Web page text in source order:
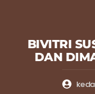
BIVITRI
DAN